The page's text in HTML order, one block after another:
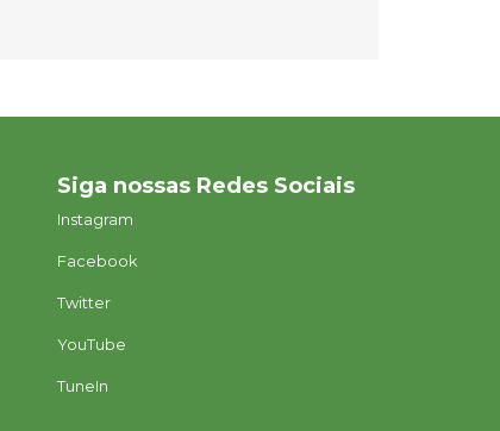
Siga nossas Redes Sociais
Instagram
Facebook
Twitter
YouTube
TuneIn